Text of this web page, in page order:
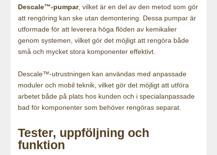
Descale™-pumpar, vilket är en del av den metod som gör
att rengöring kan ske utan demontering. Dessa pumpar är
utformade för att leverera höga flöden av kemikalier
genom systemen, vilket gör det möjligt att rengöra både
små och mycket stora komponenter effektivt.
Descale™-utrustningen kan användas med anpassade
moduler och mobil teknik, vilket gör det möjligt att utföra
arbetet både på plats hos kunden och i specialanpassade
bad för komponenter som behöver rengöras separat.
Tester, uppföljning och
funktion